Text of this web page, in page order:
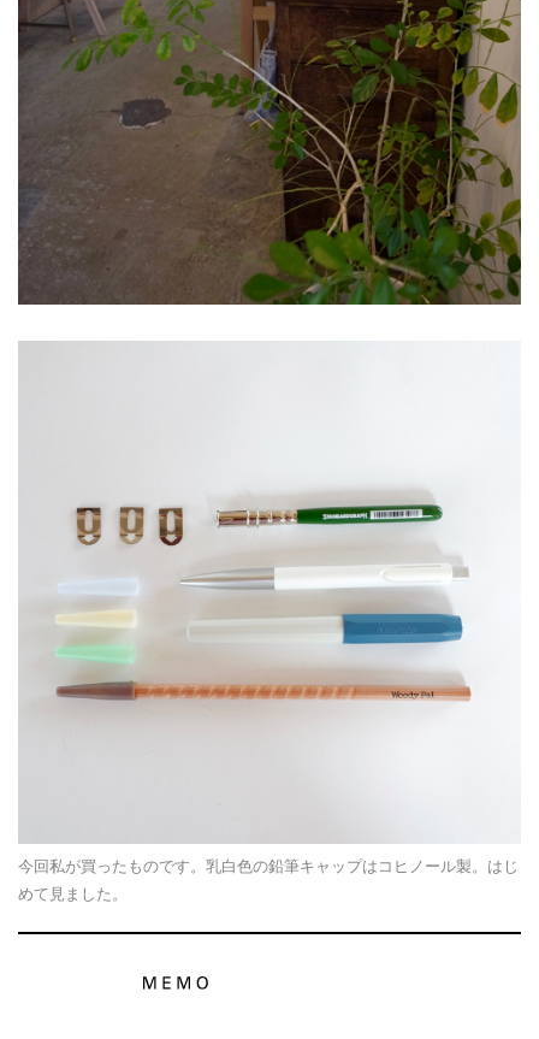
今回私が買ったものです。乳白色の鉛筆キャップはコヒノール製。はじ
めて見ました。